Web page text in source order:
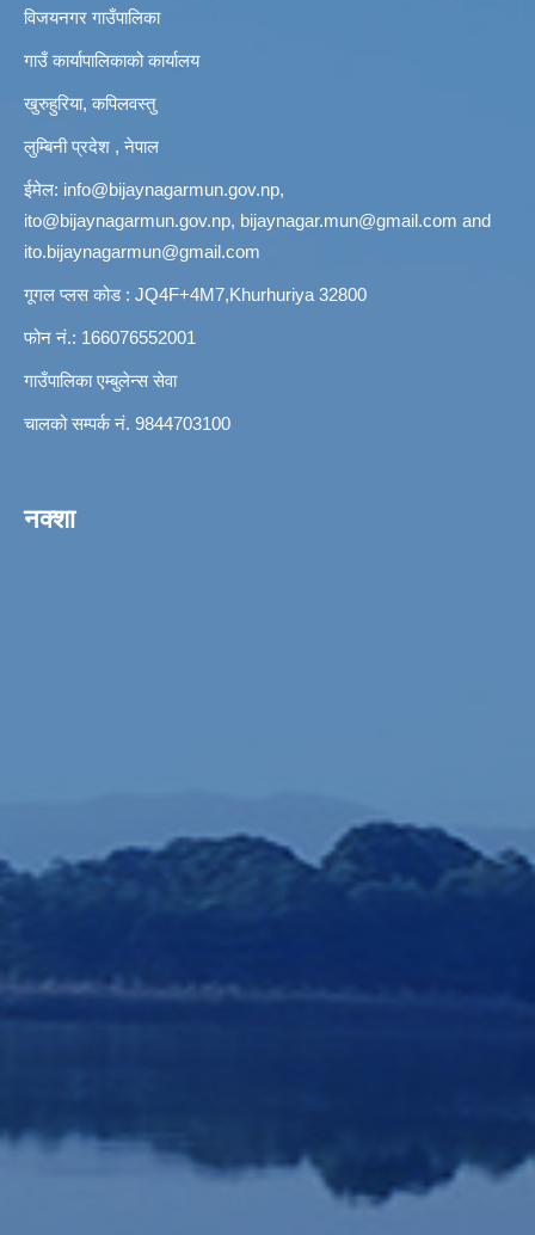
विजयनगर गाउँपालिका
गाउँ कार्यापालिकाको कार्यालय
खुरुहुरिया, कपिलवस्तु
लुम्बिनी प्रदेश , नेपाल
ईमेल: info@bijaynagarmun.gov.np,
ito@bijaynagarmun.gov.np, bijaynagar.mun@gmail.com and
ito.bijaynagarmun@gmail.com
गूगल प्लस कोड : JQ4F+4M7,Khurhuriya 32800
फोन नं.: 166076552001
गाउँपालिका एम्बुलेन्स सेवा
चालको सम्पर्क नं. 9844703100
नक्शा